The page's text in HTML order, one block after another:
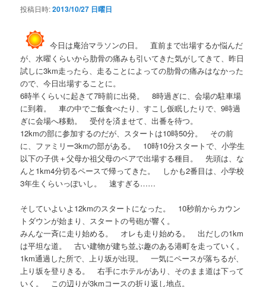
投稿日時:2013/10/27 日曜日
今日は庵治マラソンの日。 直前まで出場するか悩んだ
が、水曜くらいから肋骨の痛みも引いてきた気がしてきて、昨日
試しに3km走ったら、走ることによっての肋骨の痛みはなかった
ので、今日出場することに。
6時半くらいに起きて7時前に出発。 8時過ぎに、会場の駐車場
に到着。 車の中でご飯食べたり、すこし仮眠したりで、9時過
ぎに会場へ移動。 受付を済ませて、出番を待つ。
12kmの部に参加するのだが、スタートは10時50分。 その前
に、ファミリー3kmの部がある。 10時10分スタートで、小学生
以下の子供＋父母か祖父母のペアで出場する種目。 先頭は、な
んと1km4分切るペースで帰ってきた。 しかも2番目は、小学校
3年生くらいっぽいし。 速すぎる……
そしていよいよ12kmのスタートになった。 10秒前からカウン
トダウンが始まり、スタートの号砲が響く。
みんな一斉に走り始める。 オレも走り始める。 出だしの1km
は平坦な道。 古い建物が建ち並ぶ趣のある港町を走っていく。
1km通過した所で、上り坂が出現。 一気にペースが落ちるが、
上り坂を登りきる。 右手にホテルがあり、そのまま道は下って
いく。 この辺りが3kmコースの折り返し地点。